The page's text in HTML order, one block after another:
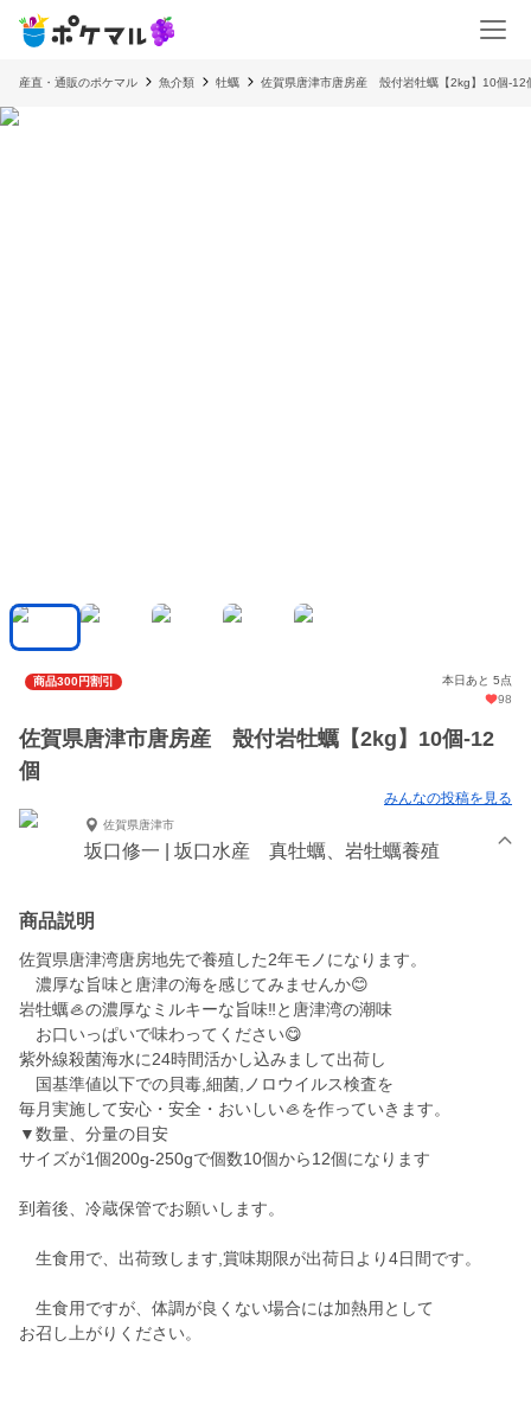
産直・通販のポケマル 魚介類 牡蠣 佐賀県唐津市唐房産 殼付岩牡蠣【2kg】10個-12
商品300円割引
本日あと 5点
98
佐賀県唐津市唐房産 殼付岩牡蠣【2kg】10個-12
個
みんなの投稿を見る
佐賀県唐津市
坂口修一 | 坂口水産 真牡蠣、岩牡蠣養殖
商品説明
佐賀県唐津湾唐房地先で養殖した2年モノになります。
濃厚な旨味と唐津の海を感じてみませんか😊
岩牡蠣🦪の濃厚なミルキーな旨味‼️と唐津湾の潮味
お口いっぱいで味わってください😋
紫外線殺菌海水に24時間活かし込みまして出荷し
国基準値以下での貝毒,細菌,ノロウイルス検査を
毎月実施して安心・安全・おいしい🦪を作っていきます。
▼数量、分量の目安
サイズが1個200g-250gで個数10個から12個になります
到着後、冷蔵保管でお願いします。
生食用で、出荷致します,賞味期限が出荷日より4日間です。
生食用ですが、体調が良くない場合には加熱用として
お召し上がりください。